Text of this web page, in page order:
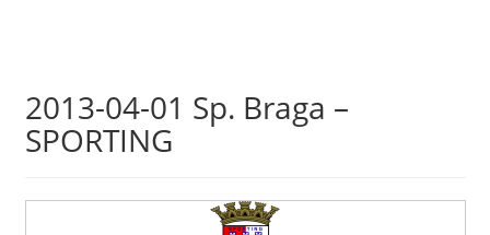
main
2013-04-01 Sp. Braga –
SPORTING